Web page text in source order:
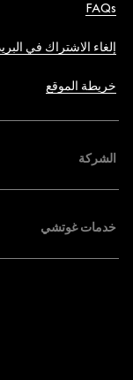
FAQs
إلغاء الاشتراك في
خريطة الموقع
الشركة
خدمات غوتشي